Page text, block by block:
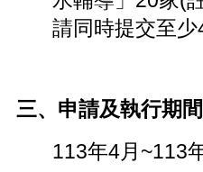
請同時提交至
三、申請及執行期間
113年4月~113